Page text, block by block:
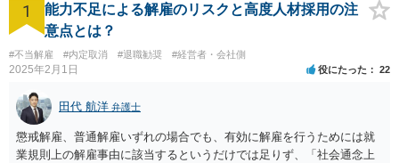
1
能力不足による解雇のリスクと高度人材採用の注
意点とは？
#不当解雇 #内定取消 #退職勧奨 #経営者・会社側
2025年2月1日 役にたった 22
田代 航洋 弁護士
懲戒解雇、普通解雇いずれの場合でも、有効に解雇を行うためには就
業規則上の解雇事由に該当するというだけでは足りず、「社会通念上